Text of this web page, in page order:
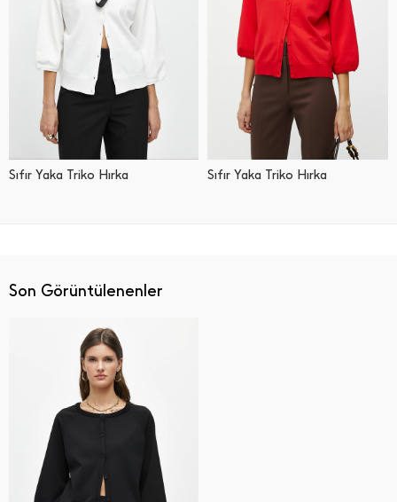
Sıfır Yaka Triko Hırka Sıfır Yaka Triko Hırka
Son Görüntülenenler